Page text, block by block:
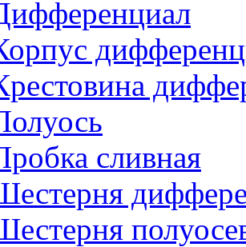
сливная